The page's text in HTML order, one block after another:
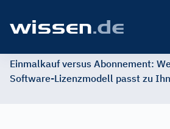
Einmalkauf versus Abonnement:
Software-Lizenzmodell passt zu